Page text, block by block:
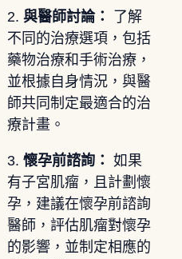
2. 與醫師討論：
了解
不同的治療選項，包括
藥物治療和手術治療，
並根據自身情況，與醫
師共同制定最適合的治
療計畫。
3. 懷孕前諮詢： 如果
有子宮肌瘤，且計劃懷
孕，建議在懷孕前諮詢
醫師，評估肌瘤對懷孕
的影響，並制定相應的